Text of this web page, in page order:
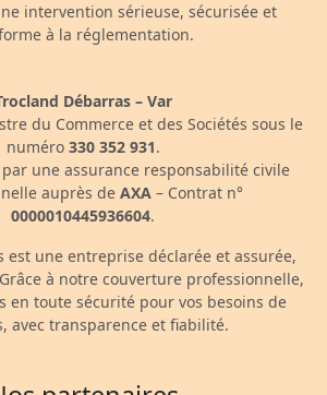
intervention sérieuse, sécurisée et
à la réglementation.
Débarras – Var
du Commerce et des Sociétés sous le
numéro 330 352 931.
une assurance responsabilité civile
auprès de AXA– Contrat n°
0000010445936604.
est une entreprise déclarée et assurée,
à notre couverture professionnelle,
en toute sécurité pour vos besoins de
avec transparence et fiabilité.